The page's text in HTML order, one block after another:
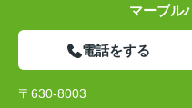
マーブル
電話をする
〒630-8003